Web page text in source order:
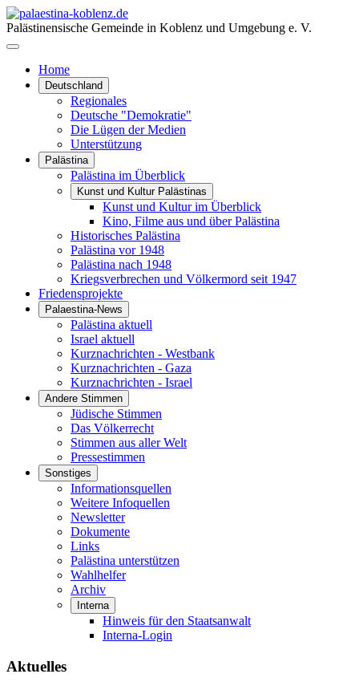
Palästinensische Gemeinde in Koblenz und Umgebung e. V.
Home
Deutschland
Regionales
Deutsche "Demokratie"
Die Lügen der Medien
Unterstützung
Palästina
Palästina im Überblick
Kunst und Kultur Palästinas
Kunst und Kultur im Überblick
Kino, Filme aus und über Palästina
Historisches Palästina
Palästina vor 1948
Palästina nach 1948
Kriegsverbrechen und Völkermord seit 1947
Friedensprojekte
Palaestina-News
Palästina aktuell
Israel aktuell
Kurznachrichten - Westbank
Kurznachrichten - Gaza
Kurznachrichten - Israel
Andere Stimmen
Jüdische Stimmen
Das Völkerrecht
Stimmen aus aller Welt
Pressestimmen
Sonstiges
Informationsquellen
Weitere Infoquellen
Newsletter
Dokumente
Links
Palästina unterstützen
Wahlhelfer
Archiv
Interna
Hinweis für den Staatsanwalt
Interna-Login
Aktuelles